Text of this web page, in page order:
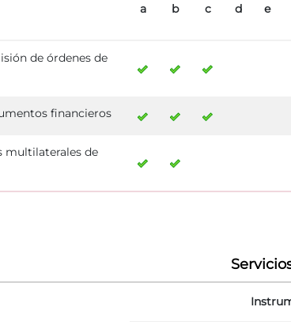
a b c d e
de órdenes de
financieros
multilaterales de